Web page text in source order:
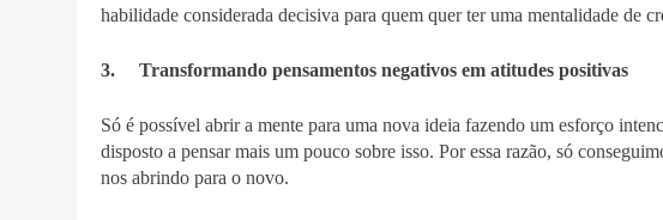
habilidade considerada decisiva para quem quer ter uma mentalidade de
3. Transformando pensamentos negativos em atitudes positivas
Só é possível abrir a mente para uma nova ideia fazendo um esforço
disposto a pensar mais um pouco sobre isso. Por essa razão, só
nos abrindo para o novo.